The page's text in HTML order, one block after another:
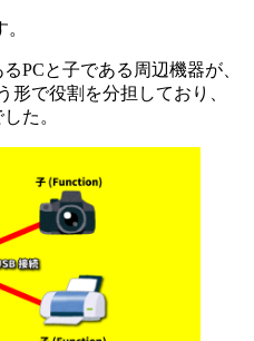
PCと子である周辺機器が、
形で役割を分担しており、
た。